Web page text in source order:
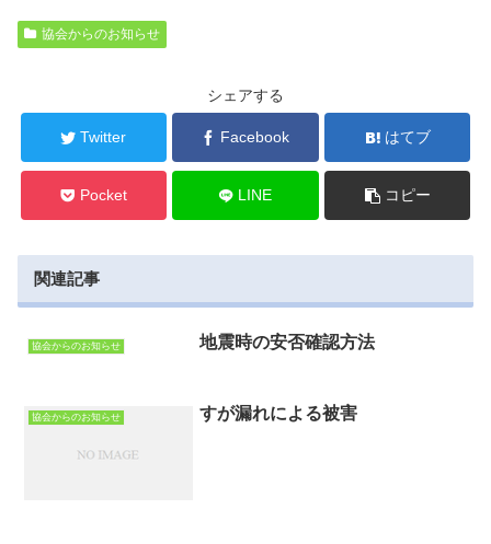
協会からのお知らせ
シェアする
Twitter Facebook はてブ
Pocket LINE コピー
関連記事
協会からのお知らせ 地震時の安否確認方法
協会からのお知らせ すが漏れによる被害